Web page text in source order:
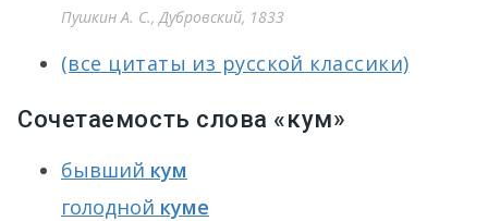
Пушкин А. С., Дубровский, 1833
(все цитаты из русской классики)
Сочетаемость слова «кум»
бывший кум
голодной куме